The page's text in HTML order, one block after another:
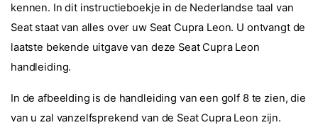
kennen. In dit instructieboekje in de Nederlandse taal van
Seat staat van alles over uw Seat Cupra Leon. U ontvangt de
laatste bekende uitgave van deze Seat Cupra Leon
handleiding.
In de afbeelding is de handleiding van een golf 8 te zien, die
van u zal vanzelfsprekend van de Seat Cupra Leon zijn.